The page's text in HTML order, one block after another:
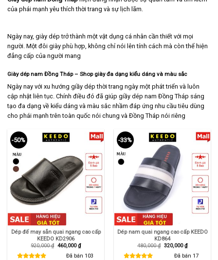
của phái mạnh yêu thích thời trang và sự lịch lãm.
Ngày nay, giày dép trở thành một vật dụng cá nhân cần thiết với mọi
người. Một đôi giày phù hợp, không chỉ nói lên tính cách mà còn thể hiện
đẳng cấp của người mang
Giày dép nam Đồng Tháp – Shop giày đa dạng kiểu dáng và màu sắc
Ngày nay với xu hướng giầy dép thời trang ngày một phát triển và luôn
cập nhật liên tục. Chính điều đó đã giúp giầy dép nam Đồng Tháp sáng
tạo đa dạng về kiểu dáng và màu sắc nhầm đáp ứng nhu cầu tiêu dùng
cho phái mạnh trên toàn quốc nói chung và Đồng Tháp nói riêng
-50%
Dép đế may sẵn quai ngang cao cấp
KEEDO KD2906
920,000₫ Giá
460,000₫Giá
hiện
tại
Đã bán 103
-33%
Dép nam quai ngang cao cấp KEEDO
KD864
480,000₫ Giá
320,000₫Giá
hiện
tại
Đã bán 17